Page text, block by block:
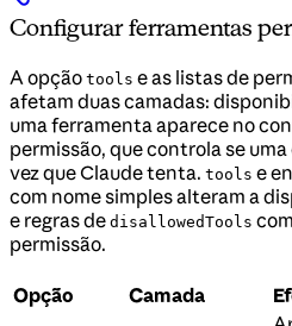
Configurar ferramentas
A opção tools e as listas de
afetam duas camadas:
uma ferramenta aparece no
permissão, que controla se
vez que Claude tenta. tools e
com nome simples alteram a
e regras de disallowedTools
permissão.
Opção Camada